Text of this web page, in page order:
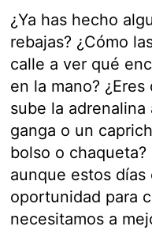
¿Ya has hecho
rebajas? ¿Cómo
calle a ver qué
en la mano?
sube la
ganga o un
bolso o
aunque estos
oportunidad para
necesitamos a